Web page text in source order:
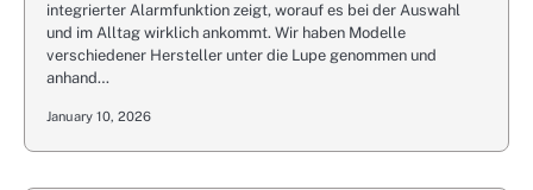
integrierter Alarmfunktion zeigt, worauf es bei der Auswahl
und im Alltag wirklich ankommt. Wir haben Modelle
verschiedener Hersteller unter die Lupe genommen und
anhand…
January 10, 2026